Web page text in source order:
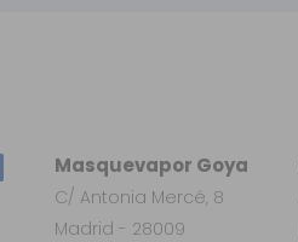
Masquevapor Goya
C/ Antonia Mercé, 8
Madrid - 28009